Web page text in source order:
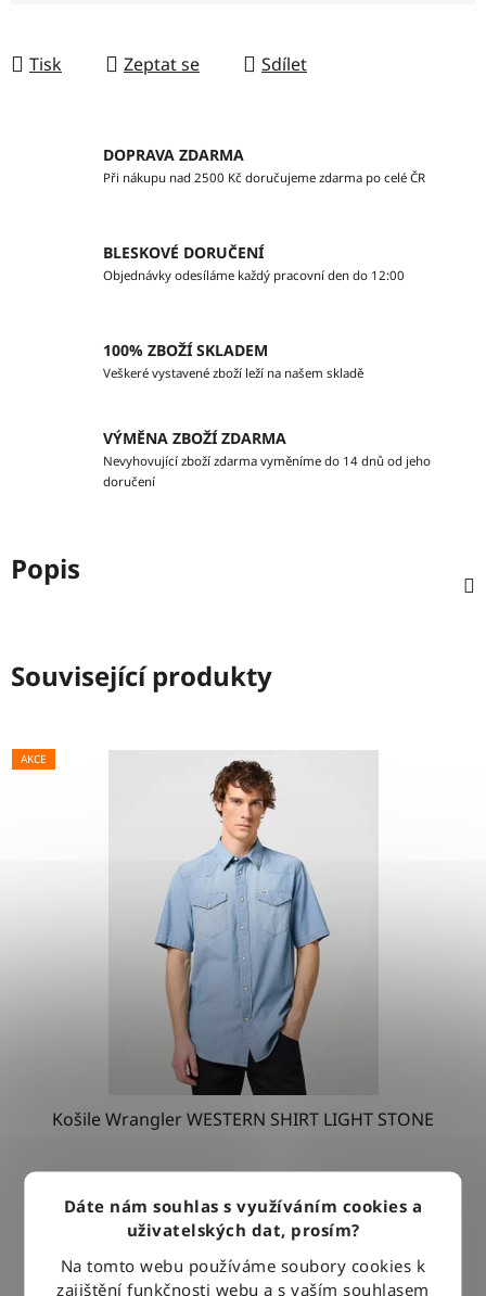
Dáte nám souhlas s využíváním cookies a
uživatelských dat, prosím?
Na tomto webu používáme soubory cookies k
zajištění funkčnosti webu a s vaším souhlasem
Tisk Zeptat se Sdílet
DOPRAVA ZDARMA
Při nákupu nad 2500 Kč doručujeme zdarma po celé ČR
BLESKOVÉ DORUČENÍ
Objednávky odesíláme každý pracovní den do 12:00
100% ZBOŽÍ SKLADEM
Veškeré vystavené zboží leží na našem skladě
VÝMĚNA ZBOŽÍ ZDARMA
Nevyhovující zboží zdarma vyměníme do 14 dnů od jeho
doručení
Popis
Související produkty
AKCE
Košile Wrangler WESTERN SHIRT LIGHT STONE
1 279 Kč
DETAIL